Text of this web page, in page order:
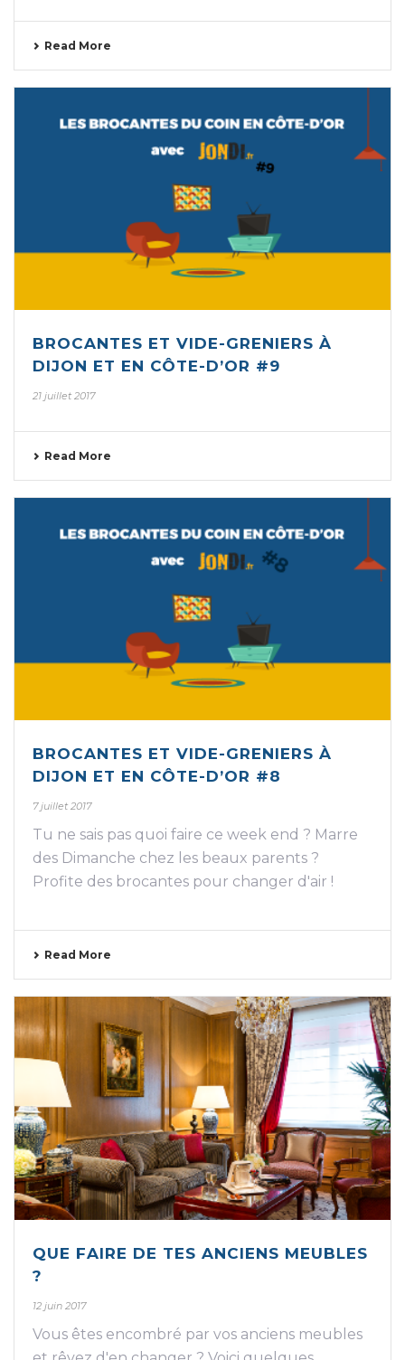
Read More
BROCANTES ET VIDE-GRENIERS À
DIJON ET EN CÔTE-D’OR #9
21 juillet 2017
Read More
BROCANTES ET VIDE-GRENIERS À
DIJON ET EN CÔTE-D’OR #8
7 juillet 2017
Tu ne sais pas quoi faire ce week end ? Marre
des Dimanche chez les beaux parents ?
Profite des brocantes pour changer d'air !
Read More
QUE FAIRE DE TES ANCIENS MEUBLES
?
12 juin 2017
Vous êtes encombré par vos anciens meubles